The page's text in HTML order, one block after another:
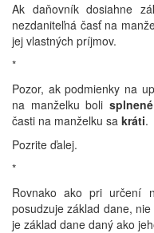
Ak daňovník dosiahne
nezdaniteľná časť na
jej vlastných príjmov.
*
Pozor, ak podmienky na
na manželku boli
časti na manželku sa kráti.
Pozrite ďalej.
*
Rovnako ako pri určení
posudzuje základ dane,
je základ dane daný ako